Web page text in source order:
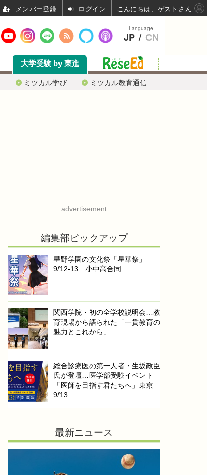
ミツカル学び ミツカル教育通信
大学受験 by 東進
advertisement
編集部ピックアップ
星野学園の文化祭「星華祭」
9/12-13…小中高合同
関西学院・初の全学校説明会…教
育現場から語られた「一貫教育の
魅力とこれから」
総合診療医の第一人者・生坂政臣
氏が登壇…医学部受験イベント
「医師を目指す君たちへ」東京
9/13
最新ニュース
Language
JP / CN
ログイン こんにちは、ゲストさん